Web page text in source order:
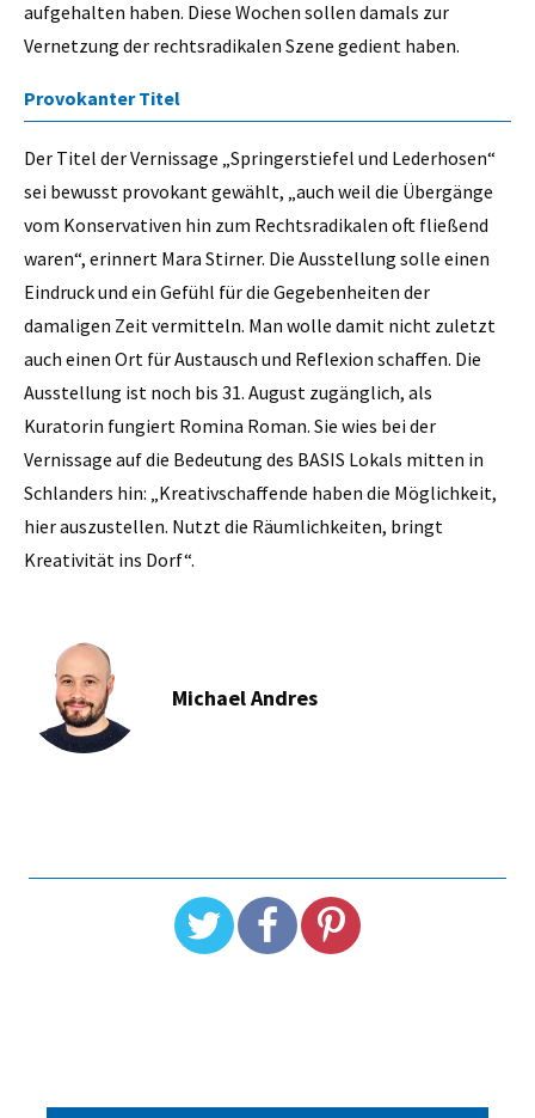
aufgehalten haben. Diese Wochen sollen damals zur
Vernetzung der rechtsradikalen Szene gedient haben.
Provokanter Titel
Der Titel der Vernissage „Springerstiefel und Lederhosen“
sei bewusst provokant gewählt, „auch weil die Übergänge
vom Konservativen hin zum Rechtsradikalen oft fließend
waren“, erinnert Mara Stirner. Die Ausstellung solle einen
Eindruck und ein Gefühl für die Gegebenheiten der
damaligen Zeit vermitteln. Man wolle damit nicht zuletzt
auch einen Ort für Austausch und Reflexion schaffen. Die
Ausstellung ist noch bis 31. August zugänglich, als
Kuratorin fungiert Romina Roman. Sie wies bei der
Vernissage auf die Bedeutung des BASIS Lokals mitten in
Schlanders hin: „Kreativschaffende haben die Möglichkeit,
hier auszustellen. Nutzt die Räumlichkeiten, bringt
Kreativität ins Dorf“.
Michael Andres